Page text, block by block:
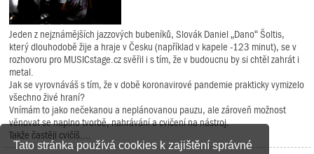
Tato stránka používá cookies k zajištění správné
Jeden z nejznámějších jazzových bubeníků, Slovák Daniel „Dano“ Šoltis,
který dlouhodobě žije a hraje v Česku (například v kapele -123 minut), se v
rozhovoru pro MUSICstage.cz svěřil i s tím, že v budoucnu by si chtěl zahrát i
metal.
Jak se vyrovnáváš s tím, že v době koronavirové pandemie prakticky vymizelo
všechno živé hraní?
Vnímám to jako nečekanou a neplánovanou pauzu, ale zároveň možnost
věnovat se naplno tvorbě, nahrávání a cvičení na nástroj.
Takže častěji cvičíš....